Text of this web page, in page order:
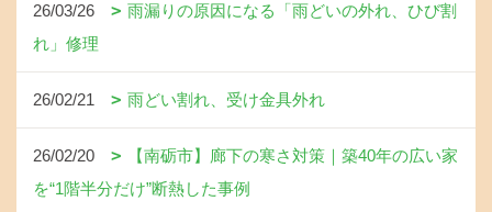
26/03/26
雨漏りの原因になる「雨どいの外れ、ひび割
れ」修理
26/02/21 雨どい割れ、受け金具外れ
26/02/20
【南砺市】廊下の寒さ対策｜築40年の広い家
を“1階半分だけ”断熱した事例